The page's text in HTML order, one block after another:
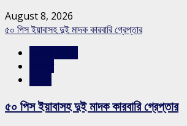
August 8, 2026
৫০ পিস ইয়াবাসহ দুই মাদক কারবারি গ্রেপ্তার
৫০ পিস ইয়াবাসহ দুই মাদক কারবারি গ্রেপ্তার